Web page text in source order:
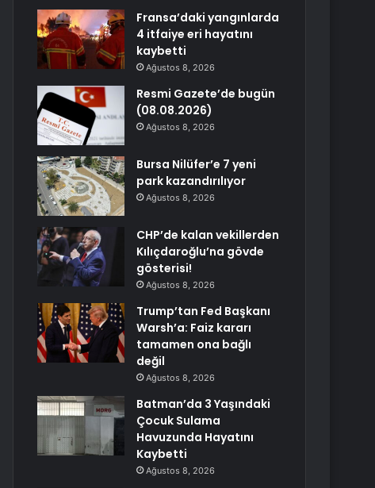
Fransa’daki yangınlarda
4 itfaiye eri hayatını
kaybetti
Ağustos 8, 2026
Resmi Gazete’de bugün
(08.08.2026)
Ağustos 8, 2026
Bursa Nilüfer’e 7 yeni
park kazandırılıyor
Ağustos 8, 2026
CHP’de kalan vekillerden
Kılıçdaroğlu’na gövde
gösterisi!
Ağustos 8, 2026
Trump’tan Fed Başkanı
Warsh’a: Faiz kararı
tamamen ona bağlı
değil
Ağustos 8, 2026
Batman’da 3 Yaşındaki
Çocuk Sulama
Havuzunda Hayatını
Kaybetti
Ağustos 8, 2026